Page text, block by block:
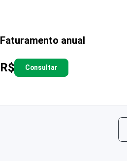
Faturamento anual
R$ Consultar